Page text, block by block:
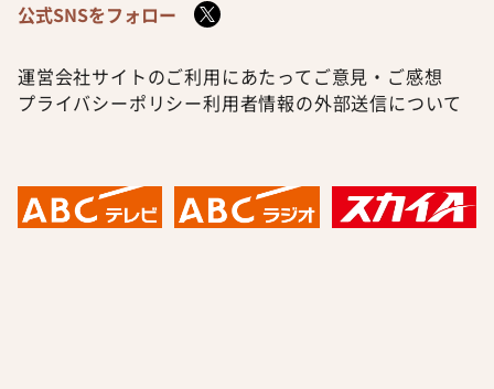
公式SNSをフォロー
運営会社サイトのご利用にあたって ご意見・ご感想
プライバシーポリシー利用者情報の外部送信について